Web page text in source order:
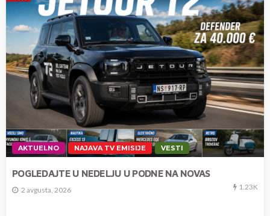
AKTUELNO NAJAVA TV EMISIJE VESTI
POGLEDAJTE U NEDELJU U PODNE NA NOVAS
2 avgusta, 2026 1.23K